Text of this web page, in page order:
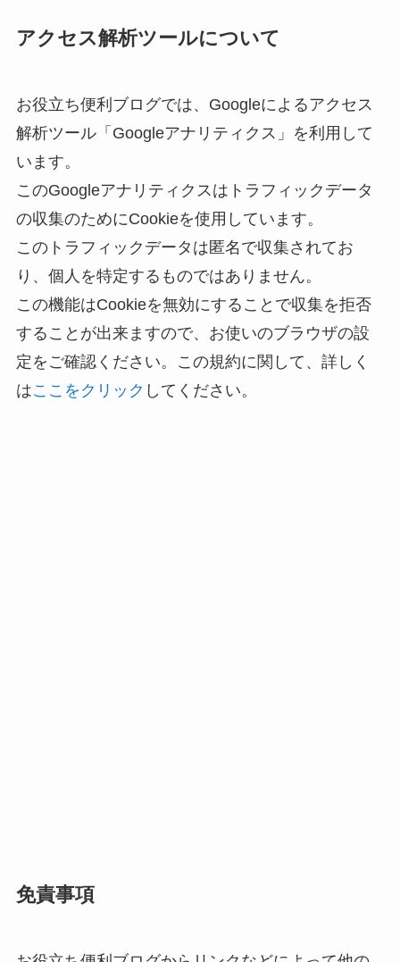
アクセス解析ツールについて
お役立ち便利ブログでは、Googleによるアクセス
解析ツール「Googleアナリティクス」を利用して
います。
このGoogleアナリティクスはトラフィックデータ
の収集のためにCookieを使用しています。
このトラフィックデータは匿名で収集されてお
り、個人を特定するものではありません。
この機能はCookieを無効にすることで収集を拒否
することが出来ますので、お使いのブラウザの設
定をご確認ください。この規約に関して、詳しく
はここをクリック してください。
免責事項